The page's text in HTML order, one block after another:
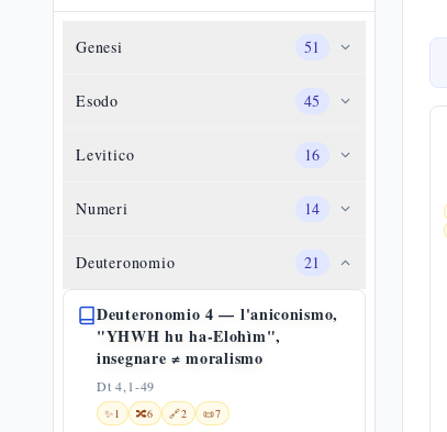
Genesi 51
Esodo 45
Levitico 16
Numeri 14
Deuteronomio 21
Deuteronomio 4 — l'aniconismo,
"YHWH hu ha-Elohìm",
insegnare ≠ moralismo
Dt 4,1-49
✨1 🔀6 🔗2 📜7